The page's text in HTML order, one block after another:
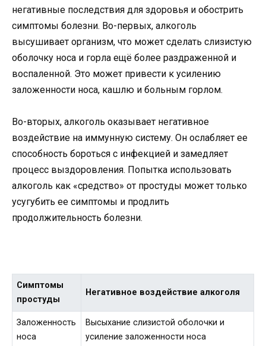
негативные последствия для здоровья и обострить
симптомы болезни. Во-первых, алкоголь
высушивает организм, что может сделать слизистую
оболочку носа и горла ещё более раздраженной и
воспаленной. Это может привести к усилению
заложенности носа, кашлю и больным горлом.
Во-вторых, алкоголь оказывает негативное
воздействие на иммунную систему. Он ослабляет ее
способность бороться с инфекцией и замедляет
процесс выздоровления. Попытка использовать
алкоголь как «средство» от простуды может только
усугубить ее симптомы и продлить
продолжительность болезни.
Симптомы
простуды
Негативное воздействие алкоголя
Заложенность
носа
Высыхание слизистой оболочки и
усиление заложенности носа